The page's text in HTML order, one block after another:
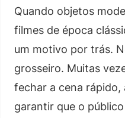
Quando objetos
filmes de época
um motivo por trás.
grosseiro. Muitas
fechar a cena
garantir que o